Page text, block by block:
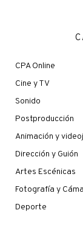
CPA Online
Cine y TV
Sonido
Postproducción
Animación y
Dirección y Guión
Artes Escénicas
Fotografía y
Deporte